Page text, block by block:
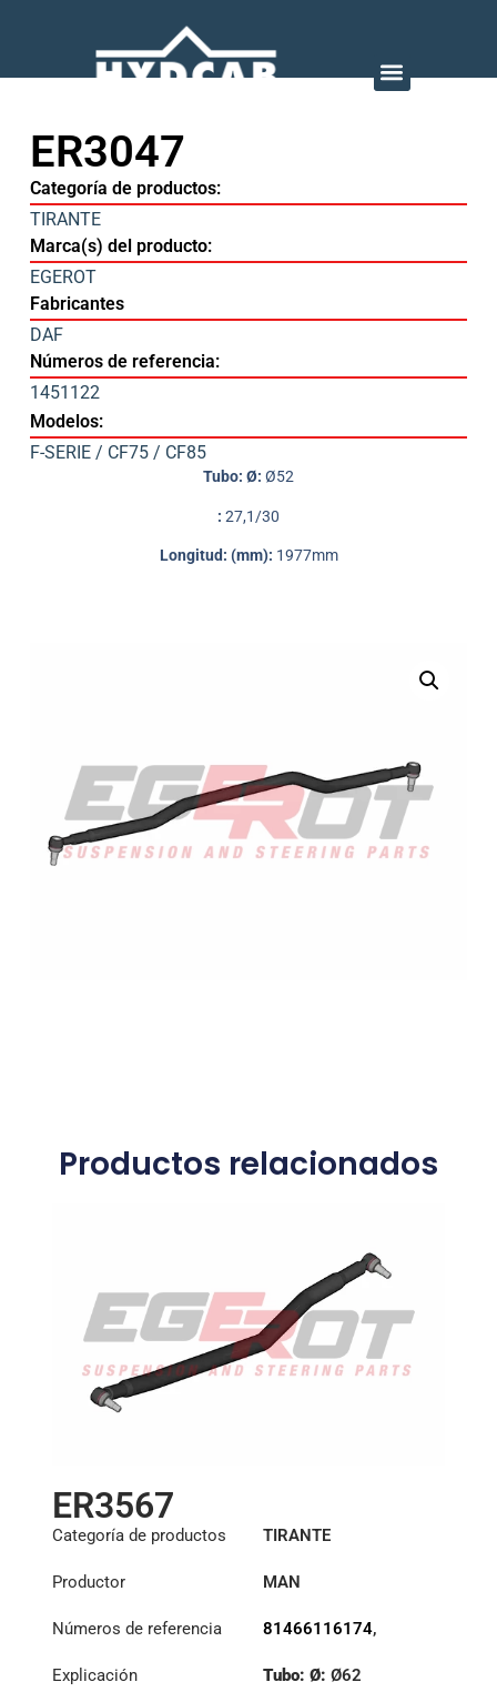
ER3047
Categoría de productos:
TIRANTE
Marca(s) del producto:
EGEROT
Fabricantes
DAF
Números de referencia:
1451122
Modelos:
F-SERIE / CF75 / CF85
Tubo: Ø: Ø52
: 27,1/30
Longitud: (mm): 1977mm
Productos relacionados
ER3567
Categoría de productos TIRANTE
Productor MAN
Números de referencia 81466116174,
81466116176
Explicación Tubo: Ø: Ø62